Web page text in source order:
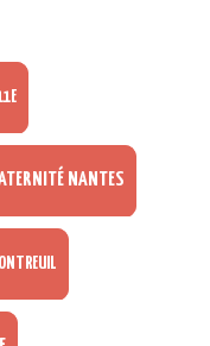
NANTES